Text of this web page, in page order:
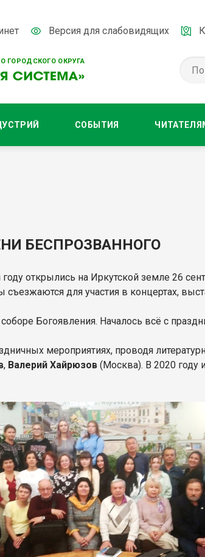
ГОРОДСКОГО ОКРУГА
Версия для слабовидящих
СОБЫТИЯ
БЕСПРОЗВАННОГО
открылись на Иркутской земле 26
для участия в концертах,
Богоявления. Началось всё с
мероприятиях, проводя
, Валерий Хайрюзов (Москва). В 2020 году